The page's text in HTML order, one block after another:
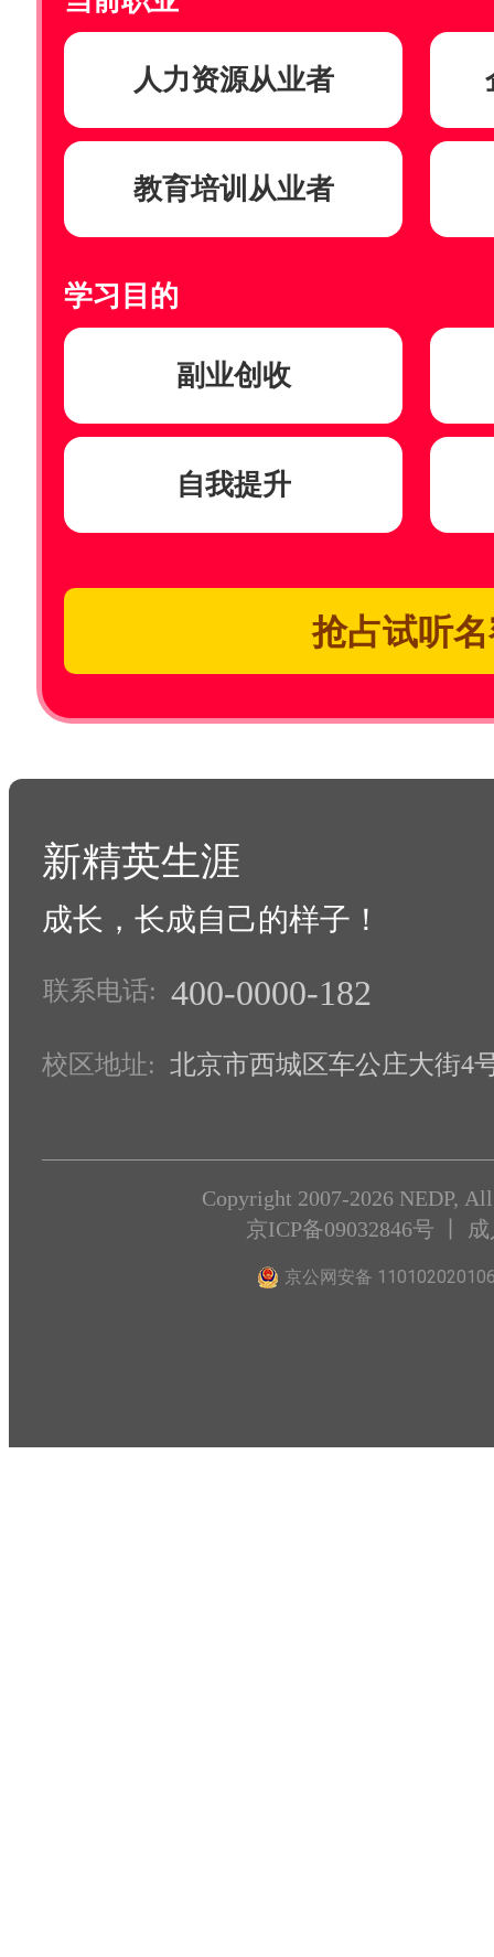
人力资源从业者
教育培训从业者
学习目的
副业创收
自我提升
抢占试听
新精英生涯
成长，长成自己的样子！
联系电话: 400-0000-182
校区地址: 北京市西城区车公庄大街4
Copyright 2007-2026 NEDP,
京ICP备09032846号 丨
京公网安备